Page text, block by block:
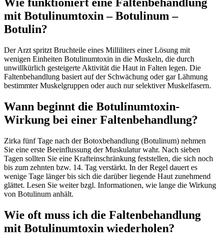
mit Botulinumtoxin – Botulinum –
Botulin?
Der Arzt spritzt Bruchteile eines Milliliters einer Lösung mit
wenigen Einheiten Botulinumtoxin in die Muskeln, die durch
unwillkürlich gesteigerte Aktivität die Haut in Falten legen. Die
Faltenbehandlung basiert auf der Schwächung oder gar Lähmung
bestimmter Muskelgruppen oder auch nur selektiver Muskelfasern.
Wann beginnt die Botulinumtoxin-
Wirkung bei einer Faltenbehandlung?
Zirka fünf Tage nach der Botoxbehandlung (Botulinum) nehmen
Sie eine erste Beeinflussung der Muskulatur wahr. Nach sieben
Tagen sollten Sie eine Krafteinschränkung feststellen, die sich noch
bis zum zehnten bzw. 14. Tag verstärkt. In der Regel dauert es
wenige Tage länger bis sich die darüber liegende Haut zunehmend
glättet. Lesen Sie weiter bzgl. Informationen, wie lange die Wirkung
von Botulinum anhält.
Wie oft muss ich die Faltenbehandlung
mit Botulinumtoxin wiederholen?